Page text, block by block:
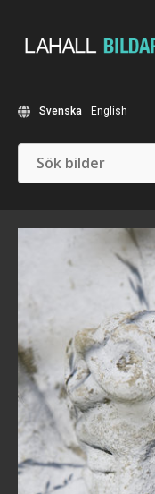
Svenska English